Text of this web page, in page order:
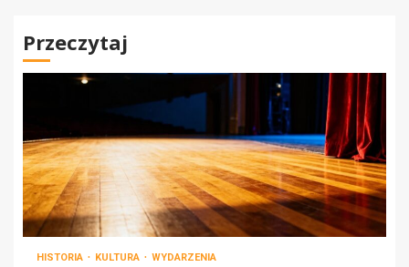
Przeczytaj
HISTORIA KULTURA WYDARZENIA